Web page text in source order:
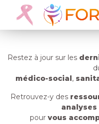
Restez à jour sur les
médico-social,
Retrouvez-y des
analyses
pour vous